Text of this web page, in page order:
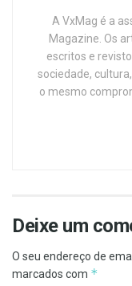
A VxMag é a
Magazine. Os
escritos e
sociedade,
o mesmo
Deixe um
O seu endereço de
marcados com *